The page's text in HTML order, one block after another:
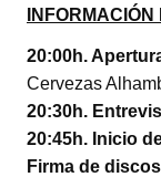
20:00h.
Cervezas
20:30h.
20:45h. Inicio
Firma de discos